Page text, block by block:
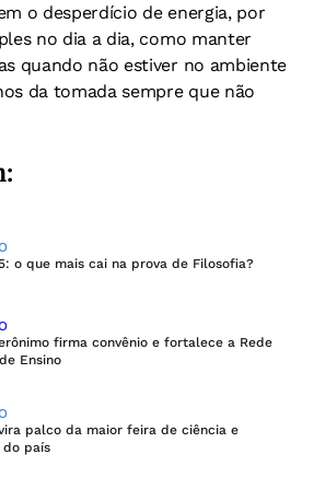
o desperdício de energia, por
no dia a dia, como manter
quando não estiver no ambiente
da tomada sempre que não
o que mais cai na prova de Filosofia?
firma convênio e fortalece a Rede
Ensino
palco da maior feira de ciência e
do país